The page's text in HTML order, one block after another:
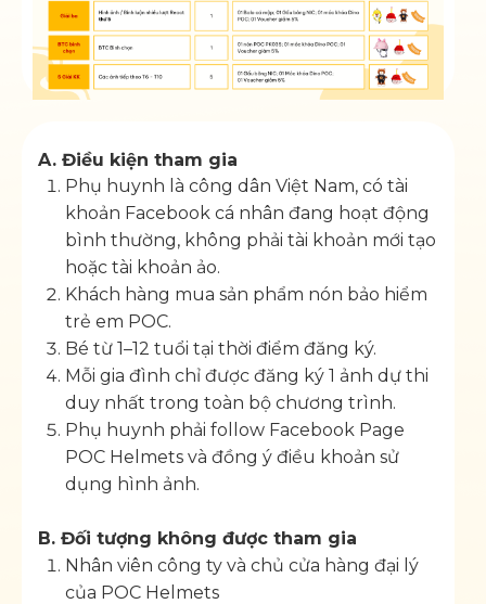
A. Điều kiện tham gia
Phụ huynh là công dân Việt Nam, có tài
khoản Facebook cá nhân đang hoạt động
bình thường, không phải tài khoản mới tạo
hoặc tài khoản ảo.
Khách hàng mua sản phẩm nón bảo hiểm
trẻ em POC.
Bé từ 1–12 tuổi tại thời điểm đăng ký.
Mỗi gia đình chỉ được đăng ký 1 ảnh dự thi
duy nhất trong toàn bộ chương trình.
Phụ huynh phải follow Facebook Page
POC Helmets và đồng ý điều khoản sử
dụng hình ảnh.
B. Đối tượng không được tham gia
Nhân viên công ty và chủ cửa hàng đại lý
của POC Helmets